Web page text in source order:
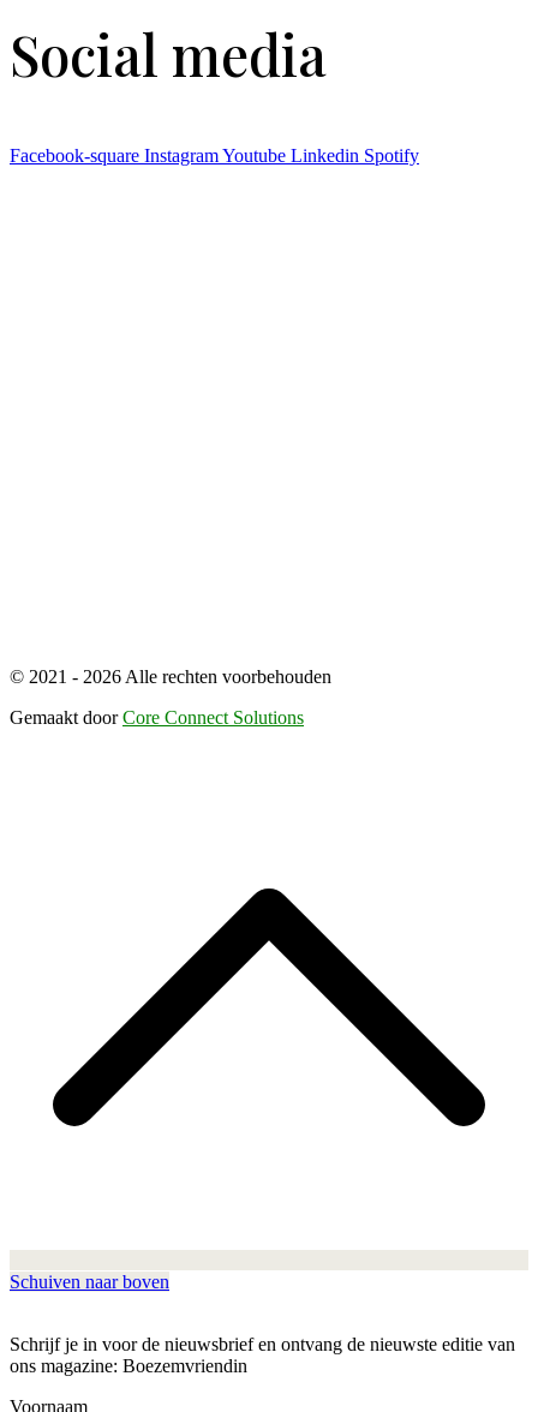
Social media
Facebook-square InstagramYoutube Linkedin Spotify
© 2021 - 2026 Alle rechten voorbehouden
Gemaakt doorCore Connect Solutions
Schuiven naar boven
Schrijf je in voor de nieuwsbrief en ontvang de nieuwste editie van
ons magazine: Boezemvriendin
Voornaam